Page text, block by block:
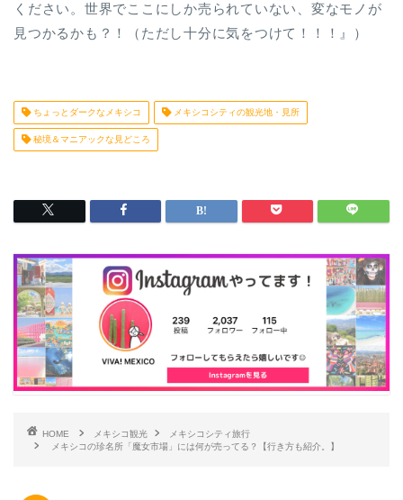
ください。世界でここにしか売られていない、変なモノが
見つかるかも？！（ただし十分に気をつけて！！！』）
ちょっとダークなメキシコ メキシコシティの観光地・見所
秘境＆マニアックな見どころ
HOME メキシコ観光
メキシコシティ旅行
メキシコの珍名所「魔女市場」には何が売ってる？【行き方も紹介。】